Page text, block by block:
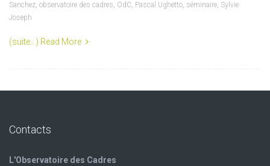
Sanchez, observatoire des cadres, OdC, Pascal Ughetto, séminaire, Sylvie
Joseph
(suite…) Read More
Contacts
L'Observatoire des Cadres